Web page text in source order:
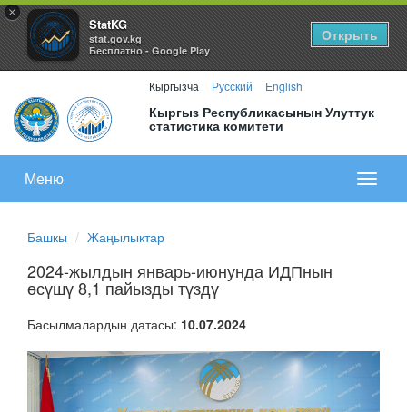
×
StatKG
stat.gov.kg
Бесплатно - Google Play
Открыть
Кыргызча Русский English
Кыргыз Республикасынын Улуттук
статистика комитети
меню
Меню
Башкы Жаңылыктар
2024-жылдын январь-июнунда ИДПнын
өсүшү 8,1 пайызды түздү
Басылмалардын датасы: 10.07.2024